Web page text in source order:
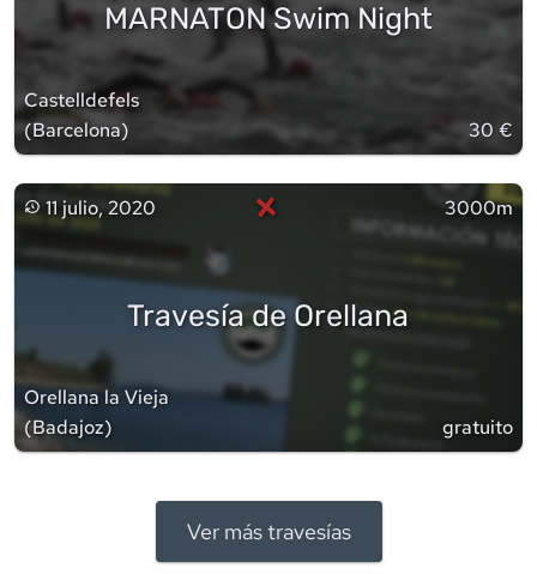
MARNATON Swim Night
Castelldefels
(Barcelona) 30 €
11 julio, 2020 × 3000m
Travesía de Orellana
Orellana la Vieja
(Badajoz) gratuito
Ver más travesías